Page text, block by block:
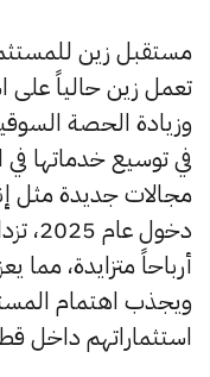
مستقبل زين
تعمل زين حالياً على
وزيادة الحصة
في توسيع خدماتها
مجالات جديدة مثل
دخول
أرباحاً متزايدة،
ويجذب اهتمام
استثماراتهم داخل